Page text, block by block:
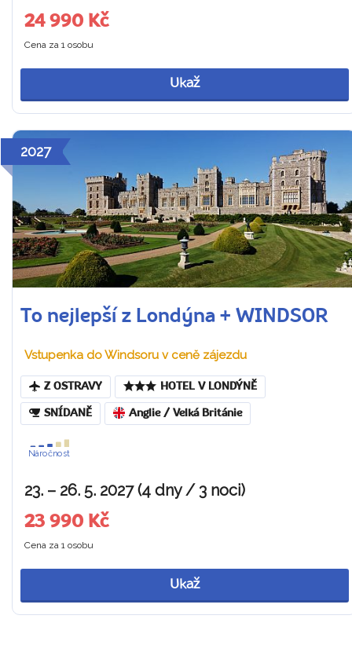
24 990 Kč
Cena za 1 osobu
Ukaž
2027
To nejlepší z Londýna + WINDSOR
Vstupenka do Windsoru v ceně zájezdu
Z OSTRAVY HOTEL V LONDÝNĚ
SNÍDANĚ Anglie / Velká Británie
Náročnost
23. – 26. 5. 2027 (4 dny / 3 noci)
23 990 Kč
Cena za 1 osobu
Ukaž